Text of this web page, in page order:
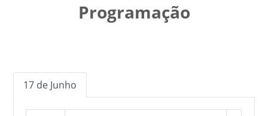
Programação
17 de Junho